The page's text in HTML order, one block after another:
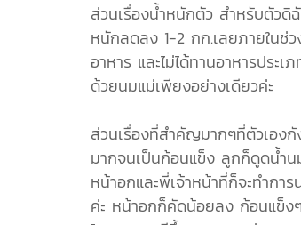
ส่วนเรื่องน้ำหนักตัว สำหรับตัวดิ
หนักลดลง 1-2 กก.เลยภายในช่
อาหาร และไม่ได้ทานอาหารประ
ด้วยนมแม่เพียงอย่างเดียวค่ะ
ส่วนเรื่องที่สำคัญมากๆที่ตัวเอง
มากจนเป็นก้อนแข็ง ลูกก็ดูดน้ำ
หน้าอกและพี่เจ้าหน้าที่ก็จะทำกา
ค่ะ หน้าอกก็คัดน้อยลง ก้อนแข็ง